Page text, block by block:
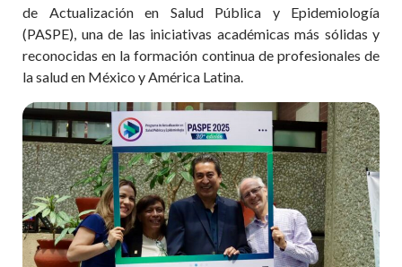
de Actualización en Salud Pública y Epidemiología
(PASPE), una de las iniciativas académicas más sólidas y
reconocidas en la formación continua de profesionales de
la salud en México y América Latina.